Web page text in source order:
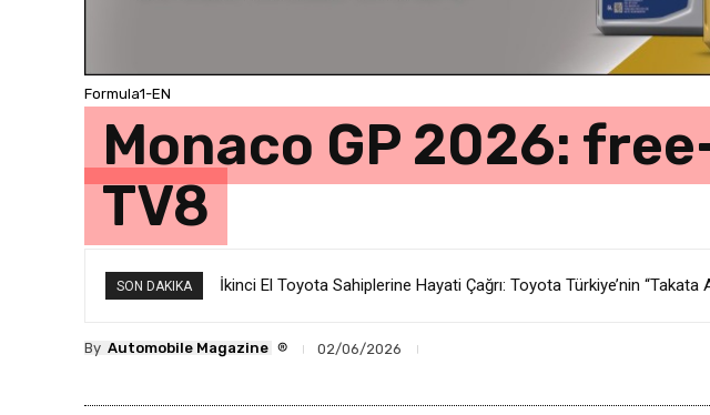
Formula1-EN
Monaco GP 2026:
TV8
SON DAKIKA İkinci El Toyota Sahiplerine Hayati Çağrı: Toyota Türkiye’nin
By Automobile Magazine ® 02/06/2026